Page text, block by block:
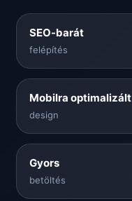
SEO-barát
felépítés
Mobilra optimalizált
design
Gyors
betöltés